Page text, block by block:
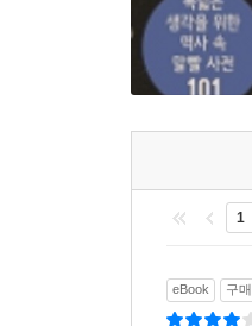
1
eBook 구매